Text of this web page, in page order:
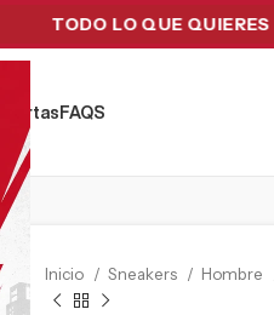
TODO LO QUE QUIERES EN
Ofertas FAQ´S
Inicio Sneakers Hombre